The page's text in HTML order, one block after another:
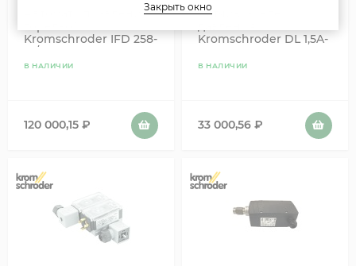
Автомат управления
Kromschroder IFD 258-
10/1Q 84621450
В НАЛИЧИИ
120 000,15 ₽
Датчики-реле
Kromschroder DL 1,5A-
В НАЛИЧИИ
33 000,56 ₽
Закрыть окно